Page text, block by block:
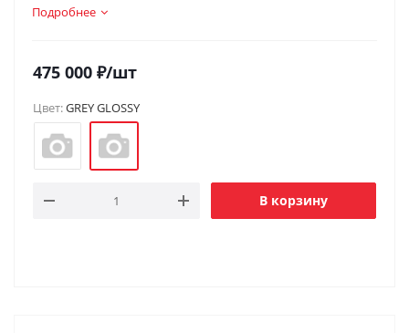
Подробнее
475 000 ₽/шт
Цвет:GREY GLOSSY
В корзину